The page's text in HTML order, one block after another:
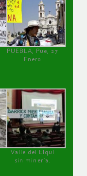
PUEBLA, Pue, 27
Enero
Valle del Elqui
sin minería.